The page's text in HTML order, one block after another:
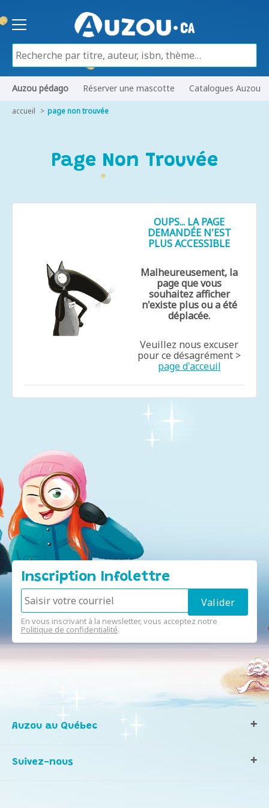
Auzou pédago Réserver une mascotte Catalogues Auzou
accueil page non trouvée
Page Non Trouvée
OUPS... LA PAGE
DEMANDÉE N'EST
PLUS ACCESSIBLE
Malheureusement, la
page que vous
souhaitez afficher
n'existe plus ou a été
déplacée.
Veuillez nous excuser
pour ce désagrément >
page d'acceuil
Inscription Infolettre
En vous inscrivant à la newsletter, vous acceptez notre
Politique de confidentialité.
Auzou au Québec
Notre histoire
Suivez-nous